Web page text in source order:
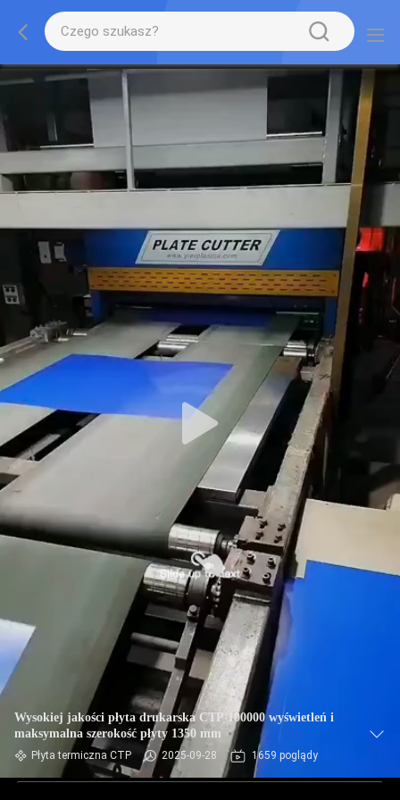
Wysokiej jakości płyta drukarska CTP 100000 wyświetleń i
maksymalna szerokość płyty 1350 mm
Płyta termiczna CTP 2025-09-28 1659 poglądy